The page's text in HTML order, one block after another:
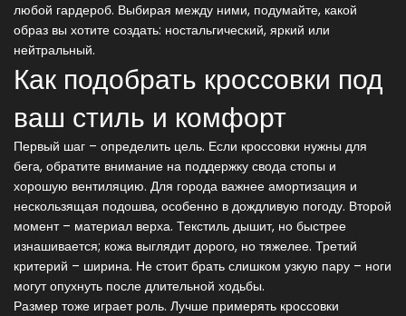
любой гардероб. Выбирая между ними, подумайте, какой
образ вы хотите создать: ностальгический, яркий или
нейтральный.
Как подобрать кроссовки под
ваш стиль и комфорт
Первый шаг – определить цель. Если кроссовки нужны для
бега, обратите внимание на поддержку свода стопы и
хорошую вентиляцию. Для города важнее амортизация и
нескользящая подошва, особенно в дождливую погоду. Второй
момент – материал верха. Текстиль дышит, но быстрее
изнашивается; кожа выглядит дорого, но тяжелее. Третий
критерий – ширина. Не стоит брать слишком узкую пару – ноги
могут опухнуть после длительной ходьбы.
Размер тоже играет роль. Лучше примерять кроссовки